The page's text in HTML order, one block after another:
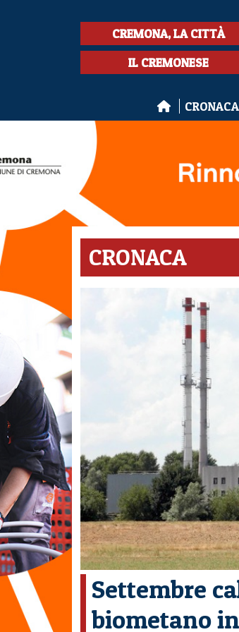
CREMONA, LA CITTÀ
IL CREMONESE
CRONACA
CRONACA
Settembre
biometano